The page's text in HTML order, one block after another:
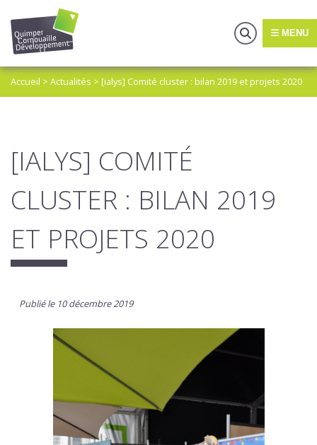
MENU
Accueil > Actualités > [ialys] Comité cluster : bilan 2019 et projets 2020
[IALYS] COMITÉ
CLUSTER : BILAN 2019
ET PROJETS 2020
Publié le 10 décembre 2019